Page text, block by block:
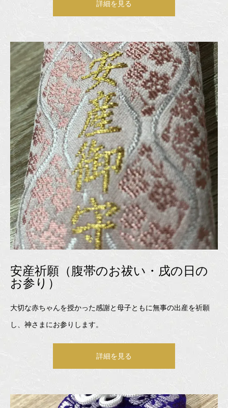
詳細を見る
安産祈願（腹帯のお祓い・戌の日の
お参り）
大切な赤ちゃんを授かった感謝と母子ともに無事の出産を祈願
し、神さまにお参りします。
詳細を見る